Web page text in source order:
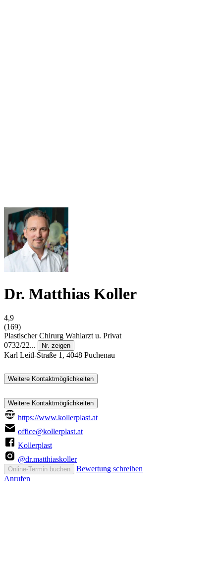
Dr. Matthias Koller
4,9
(169)
Plastischer Chirurg Wahlarzt u. Privat
0732/22...
Nr. zeigen
Karl Leitl-Straße 1, 4048 Puchenau
Weitere Kontaktmöglichkeiten
Weitere Kontaktmöglichkeiten
https://www.kollerplast.at
office@kollerplast.at
Kollerplast
@dr.matthiaskoller
Online-Termin buchen
Bewertung schreiben
Anrufen